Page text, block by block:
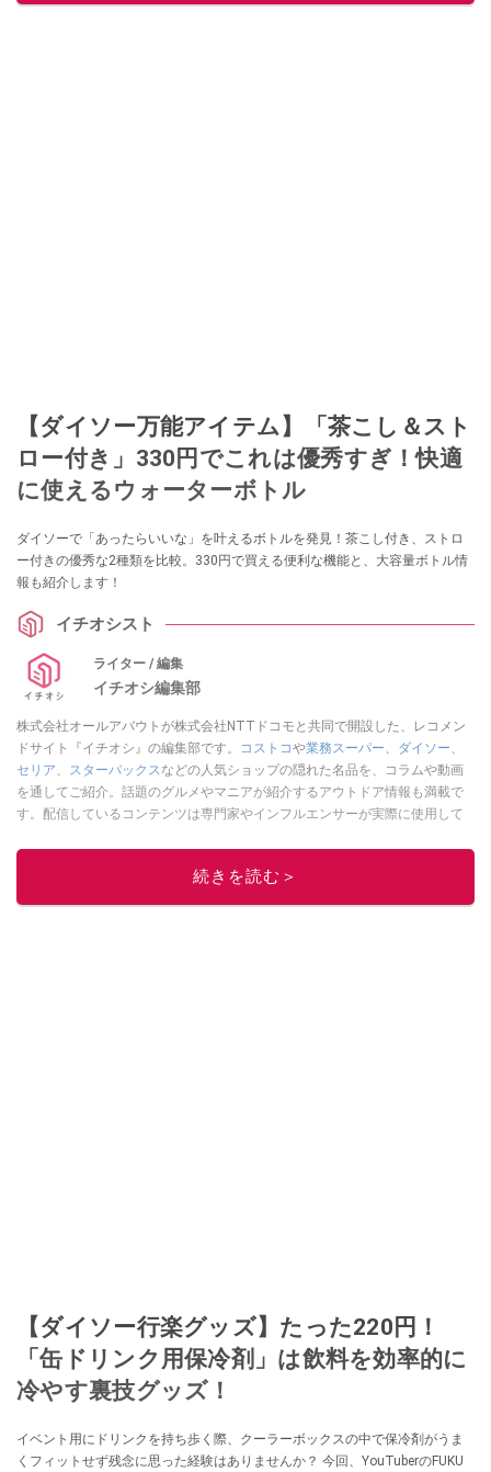
【ダイソー万能アイテム】「茶こし＆スト
ロー付き」330円でこれは優秀すぎ！快適
に使えるウォーターボトル
ダイソーで「あったらいいな」を叶えるボトルを発見！茶こし付き、ストロ
ー付きの優秀な2種類を比較。330円で買える便利な機能と、大容量ボトル情
報も紹介します！
イチオシスト
ライター / 編集
イチオシ編集部
株式会社オールアバウトが株式会社NTTドコモと共同で開設した、レコメン
ドサイト『イチオシ』の編集部です。
コストコや業務スーパー、 ダイソー、
セリア、 スターバックスなどの人気ショップの隠れた名品を、コラムや動画
を通してご紹介。話題のグルメやマニアが紹介するアウトドア情報も満載で
す。配信しているコンテンツは専門家やインフルエンサーが実際に使用して
ニュースでフォロー
続きを読む＞
【ダイソー行楽グッズ】たった220円！
「缶ドリンク用保冷剤」は飲料を効率的に
冷やす裏技グッズ！
イベント用にドリンクを持ち歩く際、クーラーボックスの中で保冷剤がうま
くフィットせず残念に思った経験はありませんか？ 今回、YouTuberのFUKU